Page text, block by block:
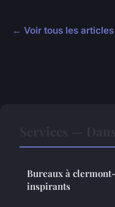
← Voir tous les
Bureaux à
inspirants